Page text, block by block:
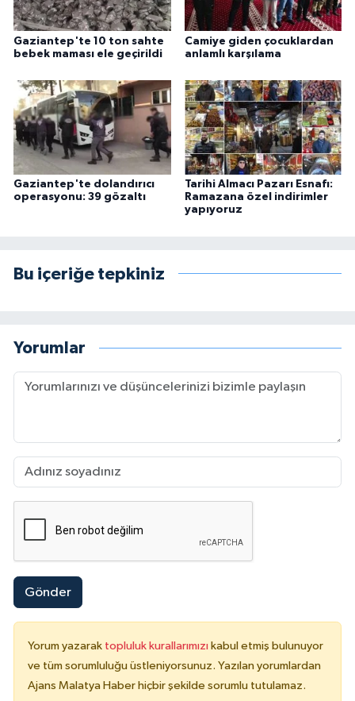
Gaziantep'te 10 ton sahte
bebek maması ele geçirildi
Camiye giden çocuklardan
anlamlı karşılama
Gaziantep'te dolandırıcı
operasyonu: 39 gözaltı
Tarihi Almacı Pazarı Esnafı:
Ramazana özel indirimler
yapıyoruz
Bu içeriğe tepkiniz
Yorumlar
Gönder
Yorum yazarak topluluk kurallarımızı kabul etmiş bulunuyor
ve tüm sorumluluğu üstleniyorsunuz. Yazılan yorumlardan
Ajans Malatya Haber hiçbir şekilde sorumlu tutulamaz.